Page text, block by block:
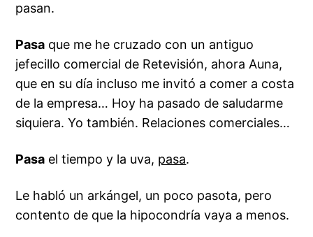
pasan.
Pasa que me he cruzado con un antiguo
jefecillo comercial de Retevisión, ahora Auna,
que en su día incluso me invitó a comer a costa
de la empresa… Hoy ha pasado de saludarme
siquiera. Yo también. Relaciones comerciales…
Pasa el tiempo y la uva, pasa.
Le habló un arkángel, un poco pasota, pero
contento de que la hipocondría vaya a menos.